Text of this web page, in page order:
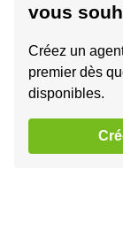
vous
Créez un
premier dès
disponibles.